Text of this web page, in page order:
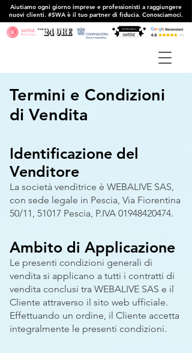
Aiutiamo ogni giorno imprese e professionisti a raggiungere
nuovi clienti. #SWA è il tuo partner di fiducia. Conosciamoci.
Termini e Condizioni
di Vendita
Identificazione del
Venditore
La società venditrice è WEBALIVE SAS,
con sede legale in Pescia, Via Fiorentina
50/11, 51017 Pescia, P.IVA 01948420474.
Ambito di Applicazione
Le presenti condizioni generali di
vendita si applicano a tutti i contratti di
vendita conclusi tra WEBALIVE SAS e il
Cliente attraverso il sito web ufficiale.
Effettuando un ordine, il Cliente accetta
integralmente le presenti condizioni.